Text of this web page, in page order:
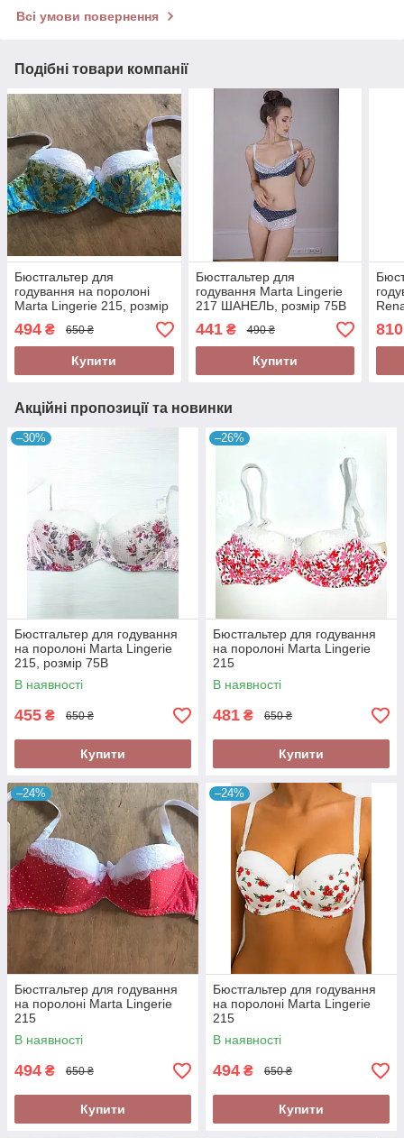
Всі умови повернення
Подібні товари компанії
Бюстгальтер для
годування на поролоні
Marta Lingerie 215, розмір
75C
494 ₴ 650 ₴
Купити
Бюстгальтер для
годування Marta Lingerie
217 ШАНЕЛЬ, розмір 75В
441₴ 490 ₴
Купити
810
Акційні пропозиції та новинки
–30%
Бюстгальтер для годування
на поролоні Marta Lingerie
215, розмір 75B
В наявності
455 ₴ 650 ₴
Купити
–26%
Бюстгальтер для годування
на поролоні Marta Lingerie
215
В наявності
481 ₴ 650 ₴
Купити
–24%
Бюстгальтер для годування
на поролоні Marta Lingerie
215
В наявності
494 ₴ 650 ₴
Купити
–24%
Бюстгальтер для годування
на поролоні Marta Lingerie
215
В наявності
494 ₴ 650 ₴
Купити